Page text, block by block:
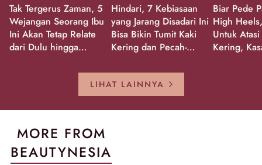
Tak Tergerus Zaman, 5
Wejangan Seorang Ibu
Ini Akan Tetap Relate
dari Dulu hingga
Hindari, 7 Kebiasaan
yang Jarang Disadari Ini
Bisa Bikin Tumit Kaki
Kering dan Pecah-
Biar Pede
High
Untuk
Kering,
LIHAT LAINNYA
MORE FROM
BEAUTYNESIA